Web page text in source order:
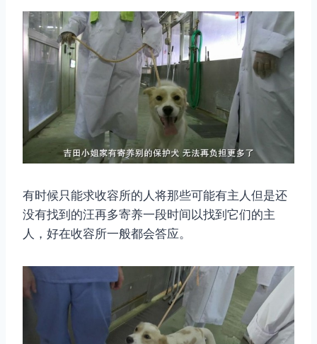
有时候只能求收容所的人将那些可能有主人但是还
没有找到的汪再多寄养一段时间以找到它们的主
人，好在收容所一般都会答应。